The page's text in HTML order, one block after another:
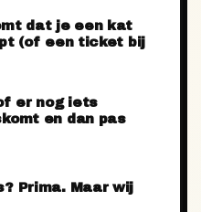
dat je een kat
(of een ticket bij
er nog iets
en dan pas
Prima. Maar wij